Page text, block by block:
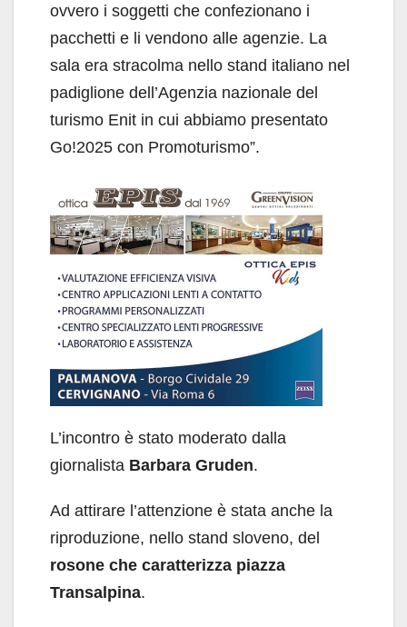
ovvero i soggetti che confezionano i
pacchetti e li vendono alle agenzie. La
sala era stracolma nello stand italiano nel
padiglione dell’Agenzia nazionale del
turismo Enit in cui abbiamo presentato
Go!2025 con Promoturismo”.
L’incontro è stato moderato dalla
giornalista Barbara Gruden.
Ad attirare l’attenzione è stata anche la
riproduzione, nello stand sloveno, del
rosone che caratterizza piazza
Transalpina.